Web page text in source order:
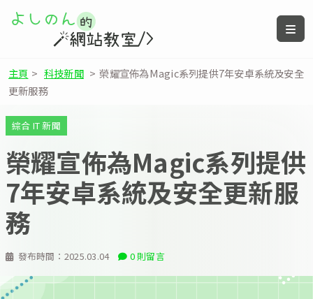
主頁 > 科技新聞 > 榮耀宣佈為Magic系列提供7年安卓系統及安全
更新服務
發布時間： 2025.03.04 0 則留言
綜合 IT 新聞
榮耀宣佈為Magic系列提供
7年安卓系統及安全更新服
務